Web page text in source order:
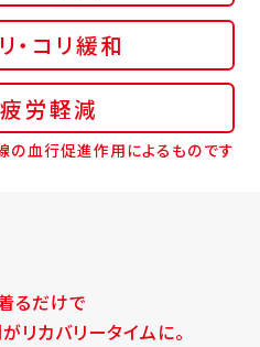
・コリ緩和
労軽減
血行促進作用によるものです
るだけで
リカバリータイムに。